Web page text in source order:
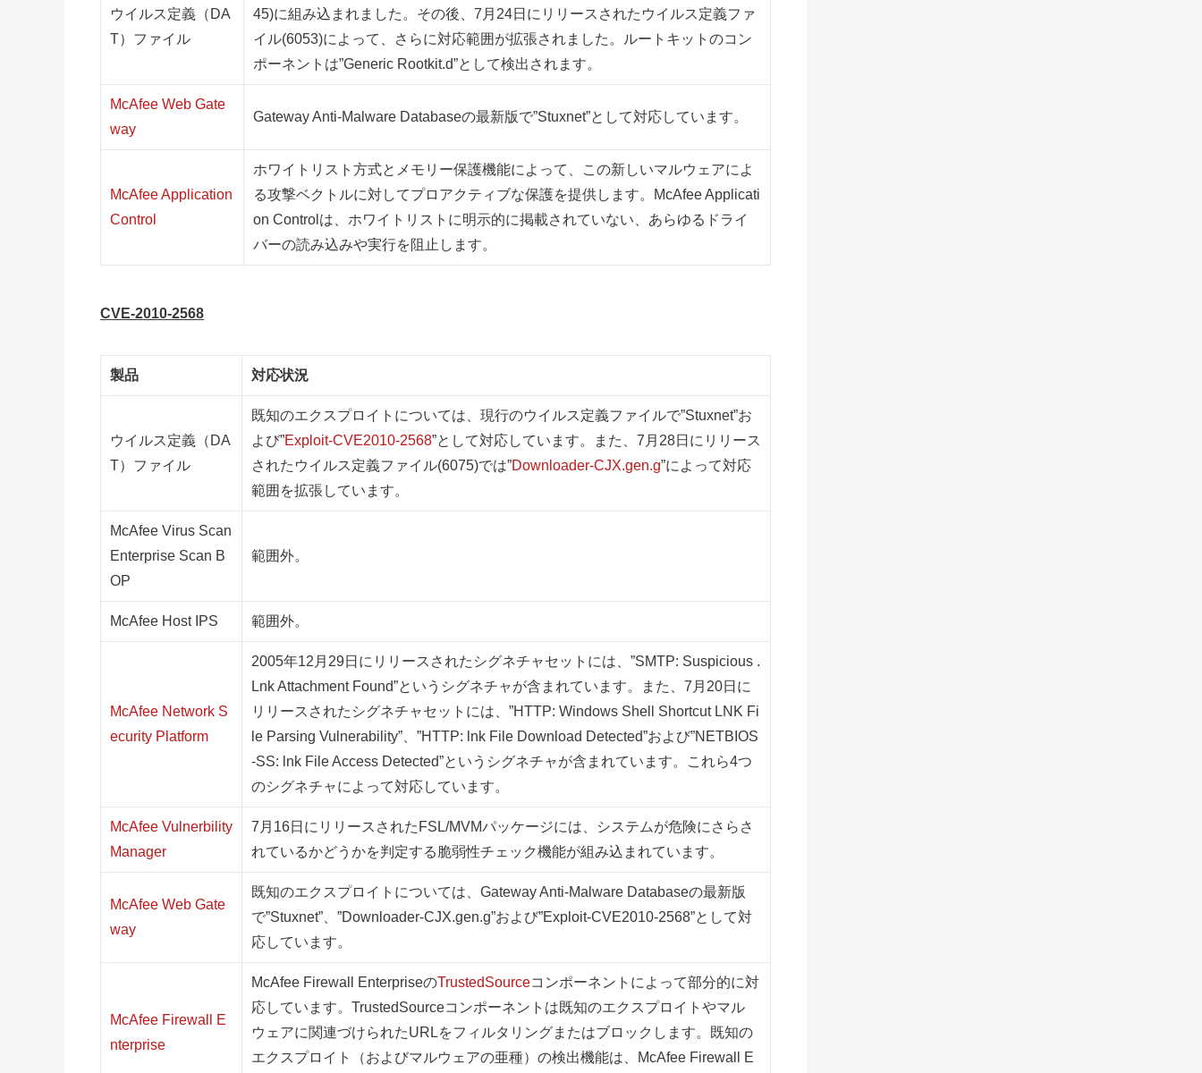
ウイルス定義（DA
T）ファイル
45)に組み込まれました。その後、7月24日にリリースされたウイルス定義ファ
イル(6053)によって、さらに対応範囲が拡張されました。ルートキットのコン
ポーネントは”Generic Rootkit.d”として検出されます。
McAfee Web Gate
way
Gateway Anti-Malware Databaseの最新版で”Stuxnet”として対応しています。
McAfee Application
Control
ホワイトリスト方式とメモリー保護機能によって、この新しいマルウェアによ
る攻撃ベクトルに対してプロアクティブな保護を提供します。McAfee Applicati
on Controlは、ホワイトリストに明示的に掲載されていない、あらゆるドライ
バーの読み込みや実行を阻止します。
CVE-2010-2568
製品 対応状況
ウイルス定義（DA
T）ファイル
既知のエクスプロイトについては、現行のウイルス定義ファイルで”Stuxnet”お
よび”Exploit-CVE2010-2568”として対応しています。また、7月28日にリリース
されたウイルス定義ファイル(6075)では”Downloader-CJX.gen.g”によって対応
範囲を拡張しています。
McAfee Virus Scan
Enterprise Scan B
OP
範囲外。
McAfee Host IPS 範囲外。
McAfee Network S
ecurity Platform
2005年12月29日にリリースされたシグネチャセットには、”SMTP: Suspicious .
Lnk Attachment Found”というシグネチャが含まれています。また、7月20日に
リリースされたシグネチャセットには、”HTTP: Windows Shell Shortcut LNK Fi
le Parsing Vulnerability”、”HTTP: lnk File Download Detected”および”NETBIOS
-SS: lnk File Access Detected”というシグネチャが含まれています。これら4つ
のシグネチャによって対応しています。
McAfee Vulnerbility
Manager
7月16日にリリースされたFSL/MVMパッケージには、システムが危険にさらさ
れているかどうかを判定する脆弱性チェック機能が組み込まれています。
McAfee Web Gate
way
既知のエクスプロイトについては、Gateway Anti-Malware Databaseの最新版
で”Stuxnet”、”Downloader-CJX.gen.g”および”Exploit-CVE2010-2568”として対
応しています。
McAfee Firewall E
nterprise
McAfee Firewall EnterpriseのTrustedSourceコンポーネントによって部分的に対
応しています。TrustedSourceコンポーネントは既知のエクスプロイトやマル
ウェアに関連づけられたURLをフィルタリングまたはブロックします。既知の
エクスプロイト（およびマルウェアの亜種）の検出機能は、McAfee Firewall E